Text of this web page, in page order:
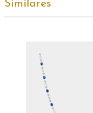
Similares